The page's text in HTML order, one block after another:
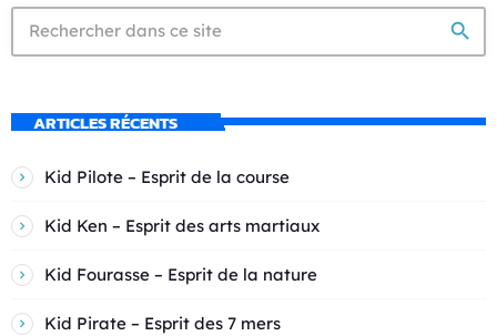
search
ARTICLES RÉCENTS
Kid Pilote – Esprit de la course
Kid Ken – Esprit des arts martiaux
Kid Fourasse – Esprit de la nature
Kid Pirate – Esprit des 7 mers